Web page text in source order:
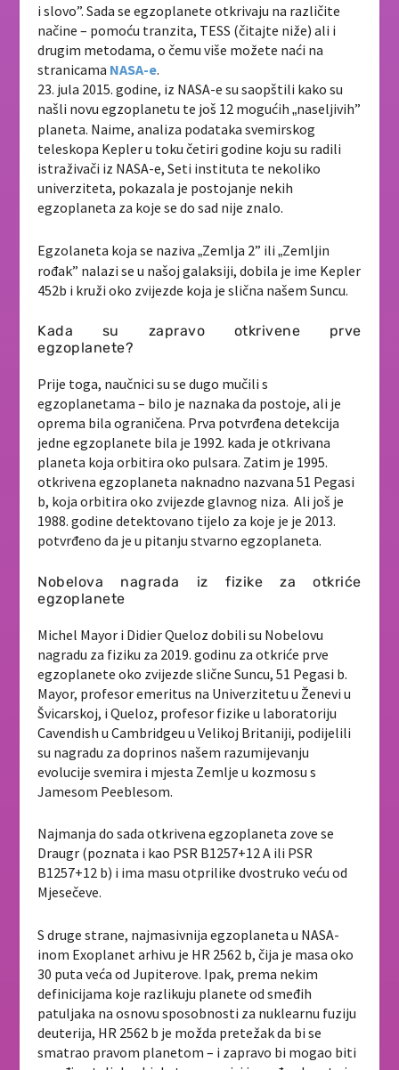
i slovo”. Sada se egzoplanete otkrivaju na različite
načine – pomoću tranzita, TESS (čitajte niže) ali i
drugim metodama, o čemu više možete naći na
stranicama NASA-e.
23. jula 2015. godine, iz NASA-e su saopštili kako su
našli novu egzoplanetu te još 12 mogućih„naseljivih”
planeta. Naime, analiza podataka svemirskog
teleskopa Kepler u toku četiri godine koju su radili
istraživači iz NASA-e, Seti instituta te nekoliko
univerziteta, pokazala je postojanje nekih
egzoplaneta za koje se do sad nije znalo.
Egzolaneta koja se naziva„Zemlja 2” ili„Zemljin
rođak” nalazi se u našoj galaksiji, dobila je ime Kepler
452b i kruži oko zvijezde koja je slična našem Suncu.
Kada su zapravo otkrivene prve
egzoplanete?
Prije toga, naučnici su se dugo mučili s
egzoplanetama – bilo je naznaka da postoje, ali je
oprema bila ograničena. Prva potvrđena detekcija
jedne egzoplanete bila je 1992. kada je otkrivana
planeta koja orbitira oko pulsara. Zatim je 1995.
otkrivena egzoplaneta naknadno nazvana 51 Pegasi
b, koja orbitira oko zvijezde glavnog niza. Ali još je
1988. godine detektovano tijelo za koje je je 2013.
potvrđeno da je u pitanju stvarno egzoplaneta.
Nobelova nagrada iz fizike za otkriće
egzoplanete
Michel Mayor i Didier Queloz dobili su Nobelovu
nagradu za fiziku za 2019. godinu za otkriće prve
egzoplanete oko zvijezde slične Suncu, 51 Pegasi b.
Mayor, profesor emeritus na Univerzitetu u Ženevi u
Švicarskoj, i Queloz, profesor fizike u laboratoriju
Cavendish u Cambridgeu u Velikoj Britaniji, podijelili
su nagradu za doprinos našem razumijevanju
evolucije svemira i mjesta Zemlje u kozmosu s
Jamesom Peeblesom.
Najmanja do sada otkrivena egzoplaneta zove se
Draugr (poznata i kao PSR B1257+12 A ili PSR
B1257+12 b) i ima masu otprilike dvostruko veću od
Mjesečeve.
S druge strane, najmasivnija egzoplaneta u NASA-
inom Exoplanet arhivu je HR 2562 b, čija je masa oko
30 puta veća od Jupiterove. Ipak, prema nekim
definicijama koje razlikuju planete od smeđih
patuljaka na osnovu sposobnosti za nuklearnu fuziju
deuterija, HR 2562 b je možda pretežak da bi se
smatrao pravom planetom – i zapravo bi mogao biti